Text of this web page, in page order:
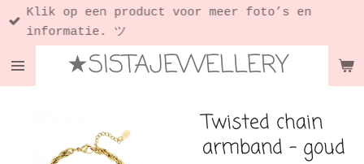
Ga
direct
de
★SISTAJEWELLERY
Klik op een product voor meer foto’s en
informatie. ツ
Twisted chain
armband - goud